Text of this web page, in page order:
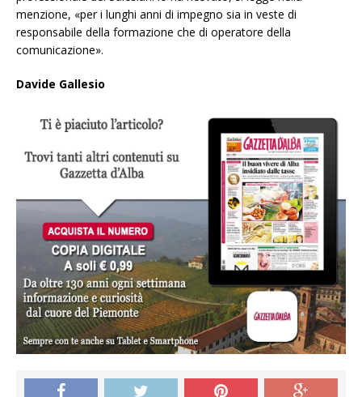
menzione, «per i lunghi anni di impegno sia in veste di
responsabile della formazione che di operatore della
comunicazione».
Davide Gallesio